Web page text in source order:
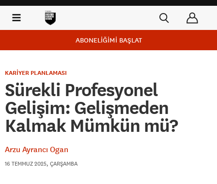
ABONELİĞİMİ BAŞLAT
KARİYER PLANLAMASI
Sürekli Profesyonel
Gelişim: Gelişmeden
Kalmak Mümkün mü?
Arzu Ayrancı Ogan
16 TEMMUZ 2025, ÇARŞAMBA